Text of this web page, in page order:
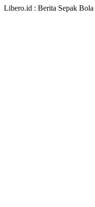
Libero.id : Berita Sepak